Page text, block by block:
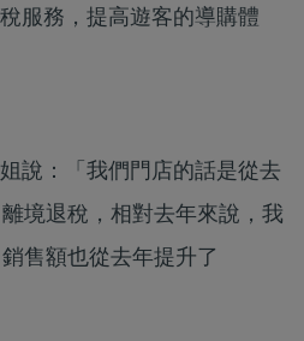
服務，提高遊客的導購體
說：「我們門店的話是從去
境退稅，相對去年來說，我
售額也從去年提升了